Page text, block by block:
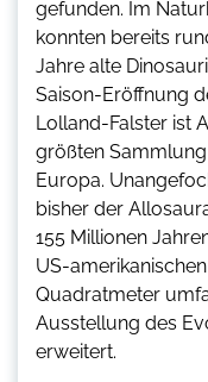
gefunden. Im
konnten bereits
Jahre alte
Saison-Eröffnung
Lolland-Falster ist
größten
Europa.
bisher der
155 Millionen
US-
Quadratmeter
Ausstellung des
erweitert.